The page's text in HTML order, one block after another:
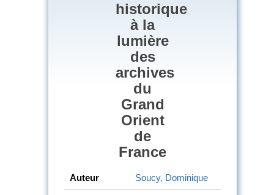
historique
à la
lumière
des
archives
du
Grand
Orient
de
France
Auteur Soucy, Dominique